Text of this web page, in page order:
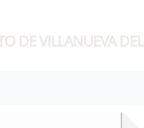
DE VILLANUEVA